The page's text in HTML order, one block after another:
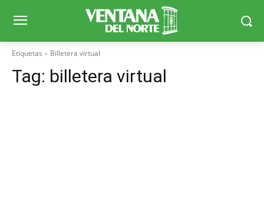
Etiquetas Billetera virtual
Tag: billetera virtual